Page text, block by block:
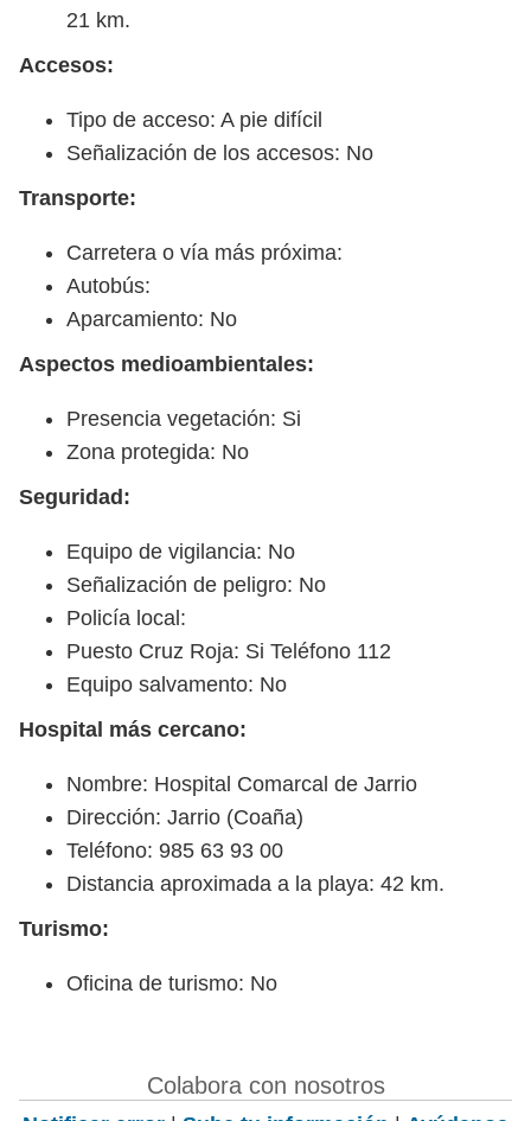
21 km.
Accesos:
Tipo de acceso: A pie difícil
Señalización de los accesos: No
Transporte:
Carretera o vía más próxima:
Autobús:
Aparcamiento: No
Aspectos medioambientales:
Presencia vegetación: Si
Zona protegida: No
Seguridad:
Equipo de vigilancia: No
Señalización de peligro: No
Policía local:
Puesto Cruz Roja: Si Teléfono 112
Equipo salvamento: No
Hospital más cercano:
Nombre: Hospital Comarcal de Jarrio
Dirección: Jarrio (Coaña)
Teléfono: 985 63 93 00
Distancia aproximada a la playa: 42 km.
Turismo:
Oficina de turismo: No
Colabora con nosotros